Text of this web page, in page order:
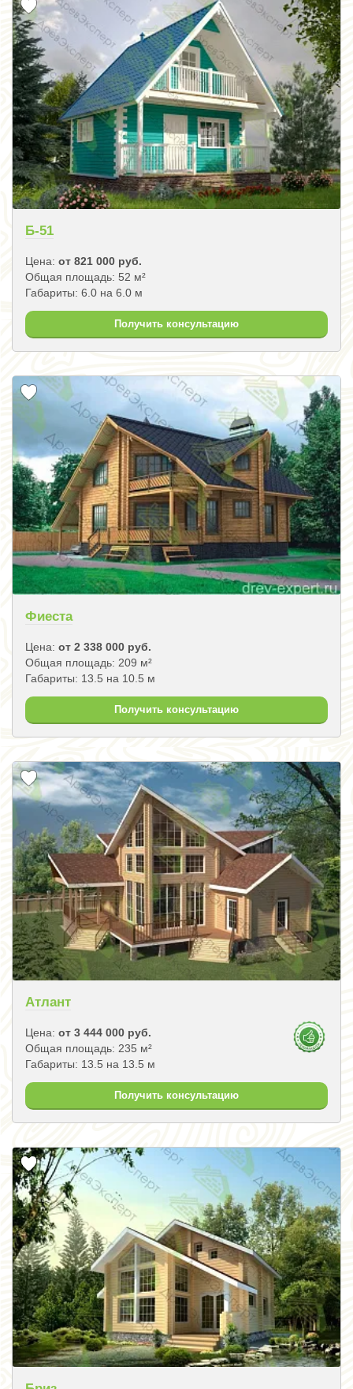
Б-51
Цена: от 821 000 руб.
Общая площадь: 52 м²
Габариты: 6.0 на 6.0 м
Получить консультацию
Фиеста
Цена: от 2 338 000 руб.
Общая площадь: 209 м²
Габариты: 13.5 на 10.5 м
Получить консультацию
Атлант
Цена: от 3 444 000 руб.
Общая площадь: 235 м²
Габариты: 13.5 на 13.5 м
Получить консультацию